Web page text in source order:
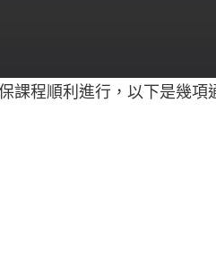
課程順利進行，以下是幾